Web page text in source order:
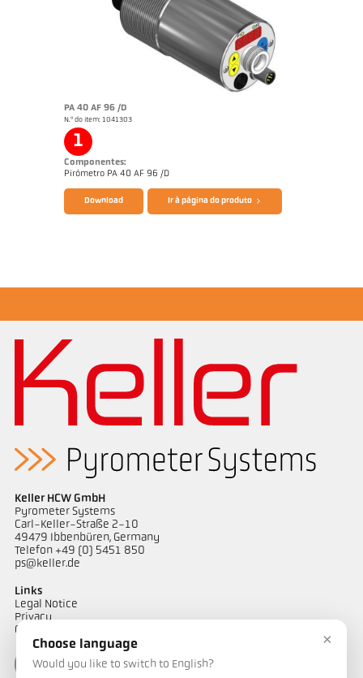
PA 40 AF 96 /D
N.º do item: 1041303
1
Componentes:
Pirómetro PA 40 AF 96 /D
Download Ir à página do produto
Keller HCW GmbH
Pyrometer Systems
Carl-Keller-Straße 2-10
49479 Ibbenbüren, Germany
Telefon +49 (0) 5451 850
ps@keller.de
Links
Legal Notice
Privacy
GTC
×
Choose language
Would you like to switch to English?